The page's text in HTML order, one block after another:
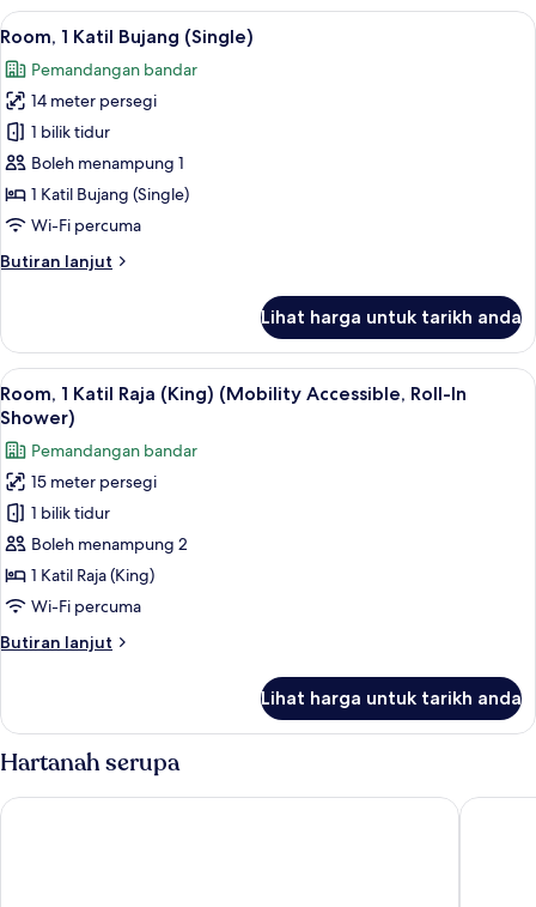
Katil
Raja
(High
Floor)
Lihat
semua
foto
untuk
Room,
1
Katil
Bujang
(Single)
Room, 1 Katil Bujang (Single) |
14
Room, 1 Katil Bujang (Single)
Pemandangan bandar
14 meter persegi
1 bilik tidur
Boleh menampung 1
1 Katil Bujang (Single)
Wi-Fi percuma
Butiran lanjut
Butiran
1
Katil
Bujang
(Single)
Lihat harga untuk tarikh anda
Lihat
semua
foto
untuk
Room,
Katil
Raja
(King)
Accessible,
Shower)
Room, 1 Katil Raja (King) (Mobility
10
Room, 1 Katil Raja (King) (Mobility Accessible, Roll-In
Shower)
Pemandangan bandar
15 meter persegi
1 bilik tidur
Boleh menampung 2
1 Katil Raja (King)
Wi-Fi percuma
Butiran lanjut
Butiran
1
Raja
(Mobility
Lihat harga untuk tarikh anda
Hartanah serupa
The Hive Hotel UNA